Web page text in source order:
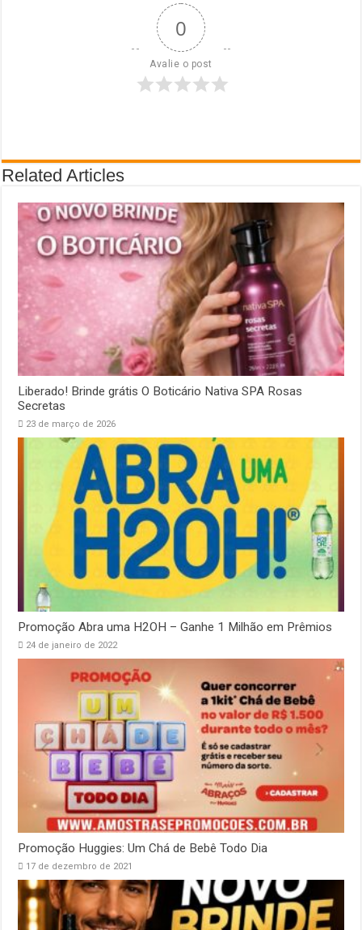
0
Avalie o post
Related Articles
Liberado! Brinde grátis O Boticário Nativa SPA Rosas
Secretas
23 de março de 2026
Promoção Abra uma H2OH – Ganhe 1 Milhão em Prêmios
24 de janeiro de 2022
Promoção Huggies: Um Chá de Bebê Todo Dia
17 de dezembro de 2021